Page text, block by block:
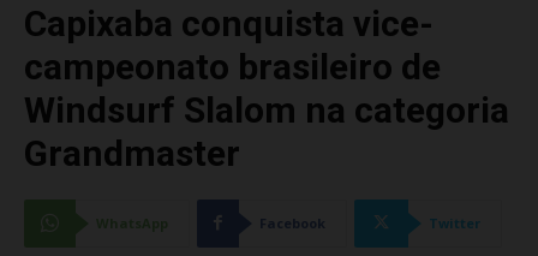
Capixaba conquista vice-
campeonato brasileiro de
Windsurf Slalom na categoria
Grandmaster
Facebook Twitter